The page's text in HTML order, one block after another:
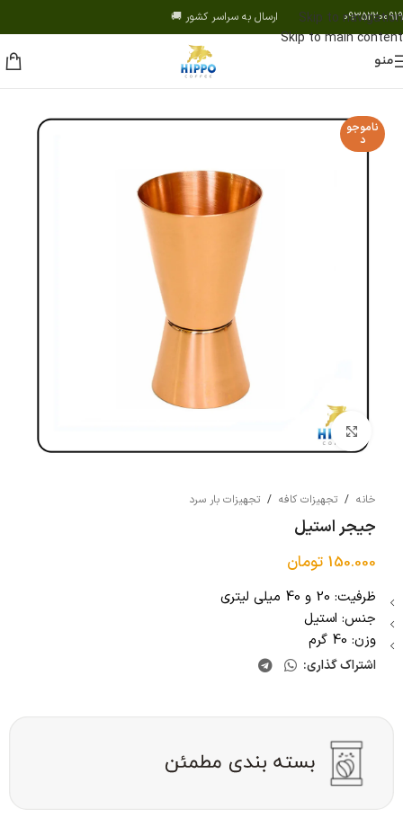
Skip to navigation
Skip to main content
09352200919 ارسال به سراسر کشور 🚚
منو
ناموجو
د
بزرگنمایی تصویر
خانه / تجهیزات کافه / تجهیزات بار سرد
جیجر استیل
150.000 تومان
ظرفیت: 20 و 40 میلی لیتری
جنس: استیل
وزن: 40 گرم
اشتراک گذاری: